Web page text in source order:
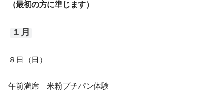
（最初の方に準じます）
１月
８日（日）
午前満席 米粉プチパン体験